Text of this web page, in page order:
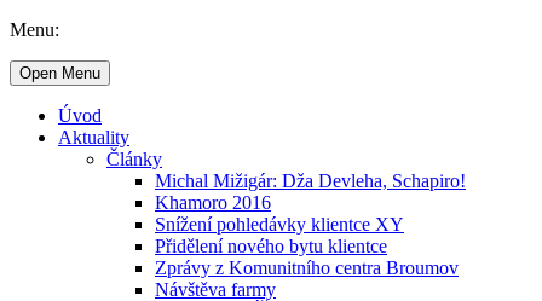
Menu:
Open Menu
Úvod
Aktuality
Články
Michal Mižigár: Dža Devleha, Schapiro!
Khamoro 2016
Snížení pohledávky klientce XY
Přidělení nového bytu klientce
Zprávy z Komunitního centra Broumov
Návštěva farmy